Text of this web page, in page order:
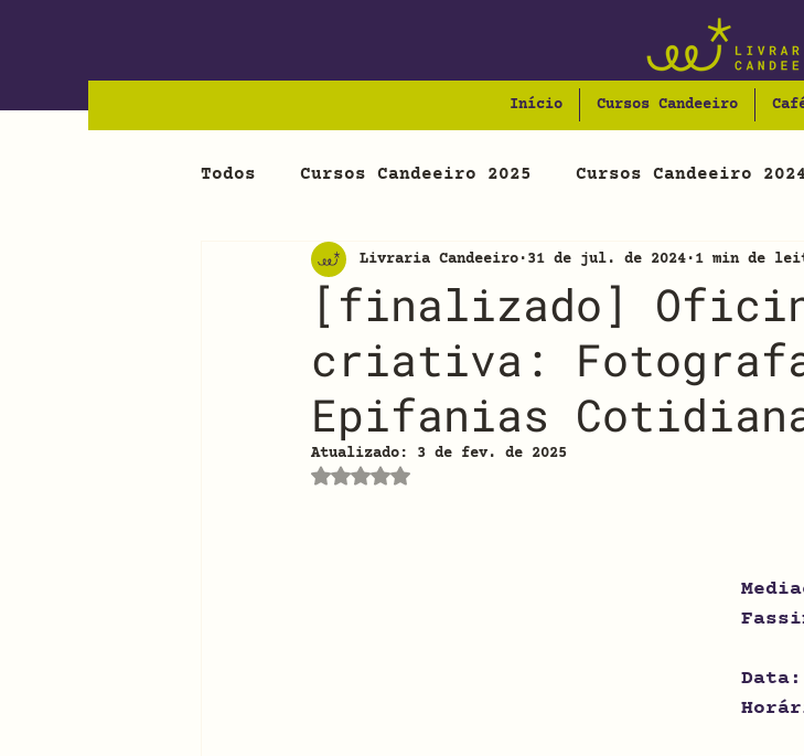
Início Cursos Candeeiro
Todos Cursos Candeeiro 2025 Cursos Candeeiro
[finalizado]
criativa:
Epifanias
Livraria Candeeiro 31 de jul. de 2024 1 min de
Atualizado: 3 de fev. de 2025
Avaliado com NaN de 5 estrelas.